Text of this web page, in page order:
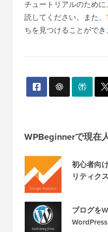
チュートリアルのために、
読してください。また、
ちを見つけることができ
WPBeginnerで現在
初心者向
リティク
ブログを